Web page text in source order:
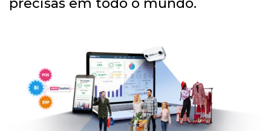
precisas em todo o mundo.